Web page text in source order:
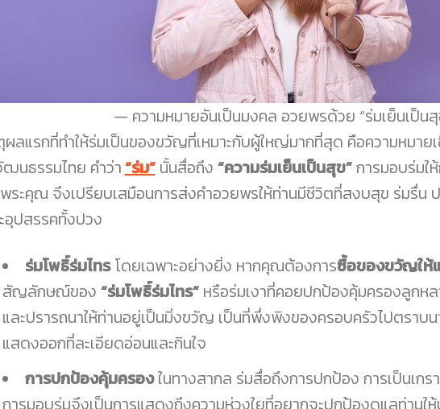
ความหมายอันเป็นมงคล อวยพรด้วย “ร่มเย็นเป็นสุ
ผลแรกที่ทำให้ร่มเป็นของขวัญที่เหมาะกับผู้ใหญ่มากที่สุด คือความหม
ฒนธรรมไทย คำว่า“ร่ม”นั้นสื่อถึง “ความร่มเย็นเป็นสุข”การมอบร่ม
ระคุณ จึงเปรียบเสมือนการส่งคำอวยพรให้ท่านมีชีวิตที่สงบสุข ร่มรื่น
อุปสรรคทั้งปวง
ร่มโพธิ์ร่มไทรโดยเฉพาะอย่างยิ่ง หากคุณต้องการซื้อของขวัญให้
สัญลักษณ์ของ “ร่มโพธิ์ร่มไทร”หรือร่มเงาที่คอยปกป้องคุ้มครองลูกห
และปรารถนาให้ท่านอยู่เป็นมิ่งขวัญ เป็นที่พึ่งพิงของครอบครัวไปตราบน
แสดงออกที่ละเอียดอ่อนและกินใจ
การปกป้องคุ้มครองในทางสากล ร่มสื่อถึงการปกป้อง การเป็นเก
การมอบร่มจึงเป็นการแสดงถึงความห่วงใยที่อยากจะปกป้องดูแลท่าน